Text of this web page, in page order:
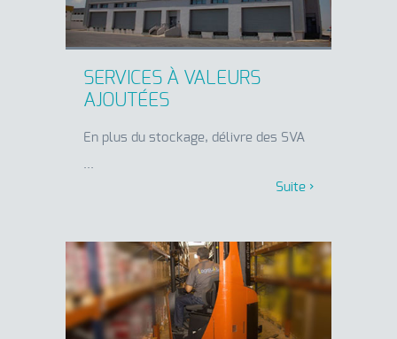
SERVICES À VALEURS
AJOUTÉES
En plus du stockage, délivre des SVA
Suite ›